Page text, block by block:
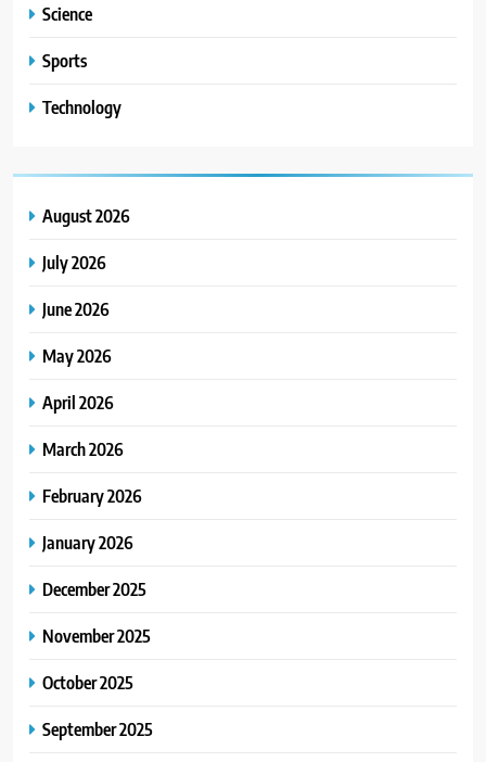
Science
Sports
Technology
August 2026
July 2026
June 2026
May 2026
April 2026
March 2026
February 2026
January 2026
December 2025
November 2025
October 2025
September 2025